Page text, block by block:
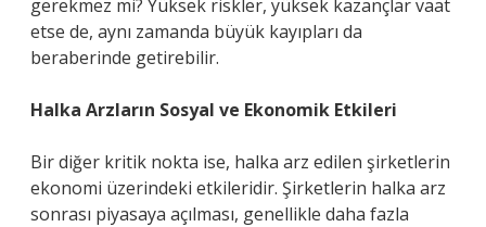
gerekmez mi? Yüksek riskler, yüksek kazançlar vaat
etse de, aynı zamanda büyük kayıpları da
beraberinde getirebilir.
Halka Arzların Sosyal ve Ekonomik Etkileri
Bir diğer kritik nokta ise, halka arz edilen şirketlerin
ekonomi üzerindeki etkileridir. Şirketlerin halka arz
sonrası piyasaya açılması, genellikle daha fazla